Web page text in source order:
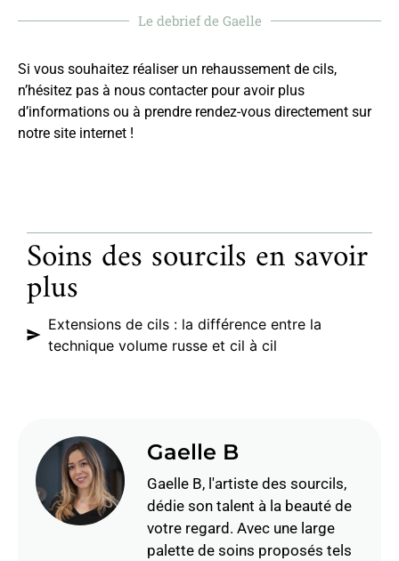
Le debrief de Gaelle
Si vous souhaitez réaliser un rehaussement de cils,
n’hésitez pas à nous contacter pour avoir plus
d’informations ou à prendre rendez-vous directement sur
notre site internet !
Soins des sourcils en savoir
plus
Extensions de cils : la différence entre la
technique volume russe et cil à cil
Gaelle B
Gaelle B, l'artiste des sourcils,
dédie son talent à la beauté de
votre regard. Avec une large
palette de soins proposés tels